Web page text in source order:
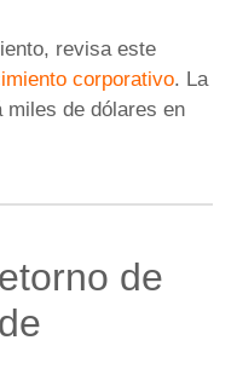
revisa este
corporativo. La
miles de dólares en
de